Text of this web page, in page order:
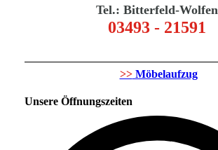
Tel.: Bitterfeld-Wolfen
03493 - 21591
>>Möbelaufzug
Unsere Öffnungszeiten